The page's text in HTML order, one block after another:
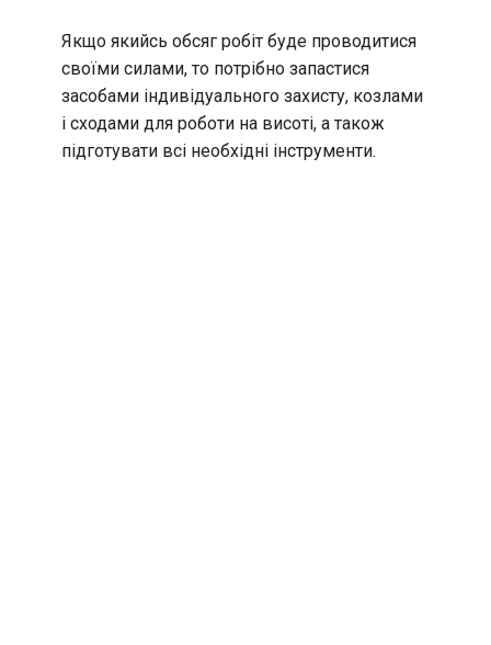
Якщо якийсь обсяг робіт буде проводитися
своїми силами, то потрібно запастися
засобами індивідуального захисту, козлами
і сходами для роботи на висоті, а також
підготувати всі необхідні інструменти.